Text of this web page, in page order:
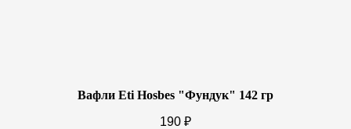
Вафли Eti Hosbes "Фундук" 142 гр
190 ₽